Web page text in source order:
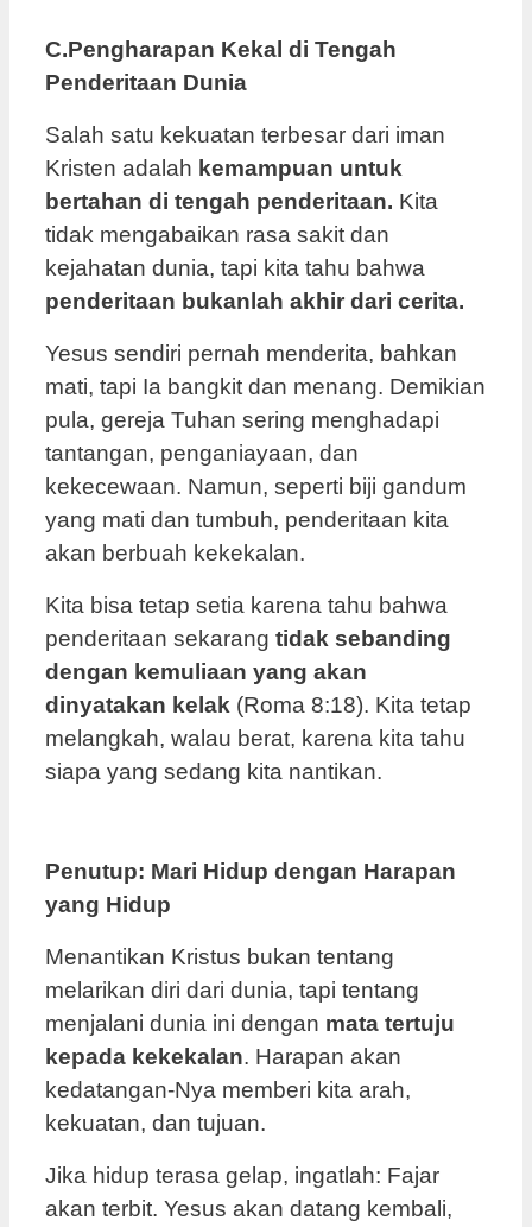
C.Pengharapan Kekal di Tengah
Penderitaan Dunia
Salah satu kekuatan terbesar dari iman
Kristen adalah kemampuan untuk
bertahan di tengah penderitaan. Kita
tidak mengabaikan rasa sakit dan
kejahatan dunia, tapi kita tahu bahwa
penderitaan bukanlah akhir dari cerita.
Yesus sendiri pernah menderita, bahkan
mati, tapi Ia bangkit dan menang. Demikian
pula, gereja Tuhan sering menghadapi
tantangan, penganiayaan, dan
kekecewaan. Namun, seperti biji gandum
yang mati dan tumbuh, penderitaan kita
akan berbuah kekekalan.
Kita bisa tetap setia karena tahu bahwa
penderitaan sekarang tidak sebanding
dengan kemuliaan yang akan
dinyatakan kelak (Roma 8:18). Kita tetap
melangkah, walau berat, karena kita tahu
siapa yang sedang kita nantikan.
Penutup: Mari Hidup dengan Harapan
yang Hidup
Menantikan Kristus bukan tentang
melarikan diri dari dunia, tapi tentang
menjalani dunia ini dengan mata tertuju
kepada kekekalan. Harapan akan
kedatangan-Nya memberi kita arah,
kekuatan, dan tujuan.
Jika hidup terasa gelap, ingatlah: Fajar
akan terbit. Yesus akan datang kembali,